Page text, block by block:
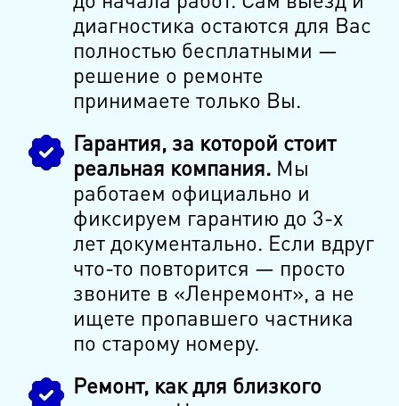
диагностика остаются для Вас
полностью бесплатными —
решение о ремонте
принимаете только Вы.
Гарантия, за которой стоит
реальная компания.Мы
работаем официально и
фиксируем гарантию до 3-х
лет документально. Если вдруг
что-то повторится — просто
звоните в «Ленремонт», а не
ищете пропавшего частника
по старому номеру.
Ремонт, как для близкого